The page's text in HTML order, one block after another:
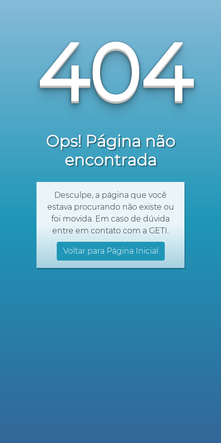
404
Ops! Página não
encontrada
Desculpe, a página que você
estava procurando não existe ou
foi movida. Em caso de dúvida
entre em contato com a GETI.
Voltar para Página Inicial